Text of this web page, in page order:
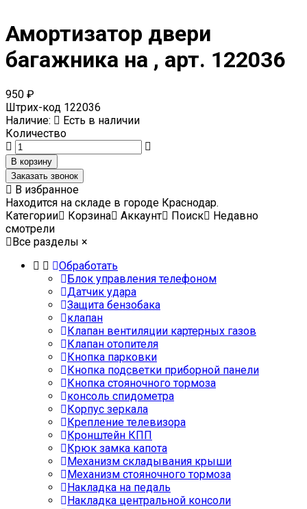
Амортизатор двери
багажника на , арт. 122036
950 ₽
Штрих-код 122036
Наличие:
Есть в наличии
Количество
Заказать звонок
В избранное
Находится на складе в городе Краснодар.
Категории
Корзина Аккаунт Поиск
Недавно
смотрели
Все разделы ×
Обработать
Блок управления телефоном
Датчик удара
Защита бензобака
клапан
Клапан вентиляции картерных газов
Клапан отопителя
Кнопка парковки
Кнопка подсветки приборной панели
Кнопка стояночного тормоза
консоль спидометра
Корпус зеркала
Крепление телевизора
Кронштейн КПП
Крюк замка капота
Механизм складывания крыши
Механизм стояночного тормоза
Накладка на педаль
Накладка центральной консоли